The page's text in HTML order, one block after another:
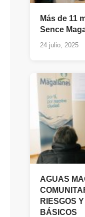
Más de 11
Sence
24 julio, 2025
AGUAS
RIESGOS
BÁSICOS